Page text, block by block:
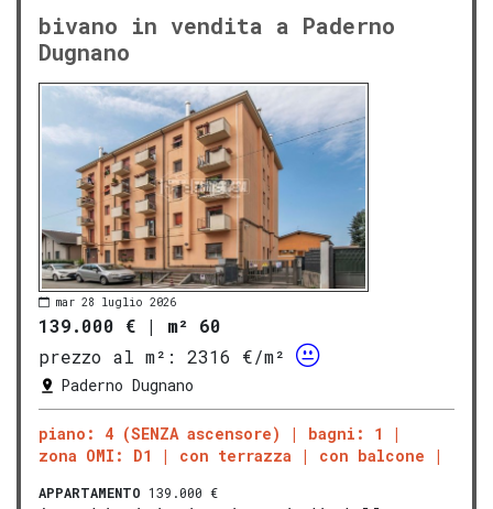
bivano in vendita a Paderno
Dugnano
mar 28 luglio 2026
139.000 € | m² 60
prezzo al m²:
2316 €/m²
Paderno Dugnano
piano: 4 (SENZA ascensore)
bagni: 1
zona OMI: D1
con terrazza con balcone
APPARTAMENTO 139.000 €